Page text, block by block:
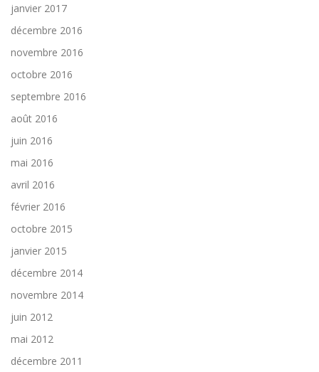
janvier 2017
décembre 2016
novembre 2016
octobre 2016
septembre 2016
août 2016
juin 2016
mai 2016
avril 2016
février 2016
octobre 2015
janvier 2015
décembre 2014
novembre 2014
juin 2012
mai 2012
décembre 2011